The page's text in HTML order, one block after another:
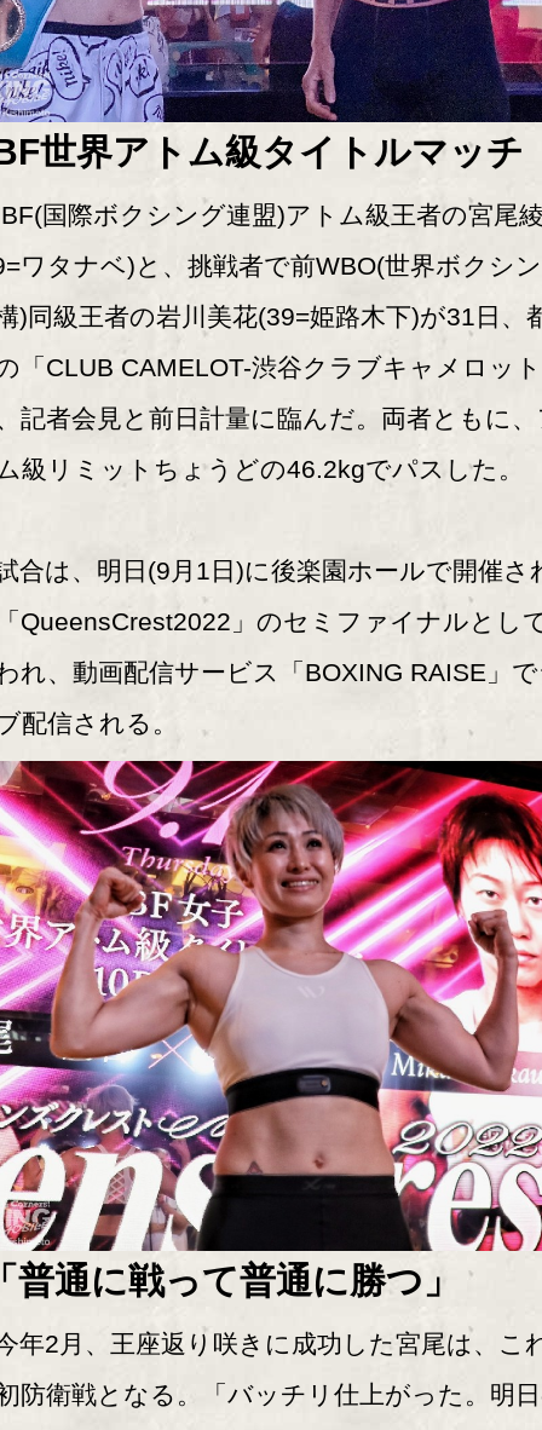
世界アトム級タイトルマッチ
国際ボクシング連盟)アトム級王者の宮尾
ワタナベ)と、挑戦者で前WBO(世界ボクシ
)同級王者の岩川美花(39=姫路木下)が31日、
「CLUB CAMELOT-渋谷クラブキャメロッ
記者会見と前日計量に臨んだ。両者ともに
級リミットちょうどの46.2kgでパスした。
は、明日(9月1日)に後楽園ホールで開催さ
QueensCrest2022」のセミファイナルとし
れ、動画配信サービス「BOXING RAISE」
配信される。
普通に戦って普通に勝つ」
2月、王座返り咲きに成功した宮尾は、こ
防衛戦となる。「バッチリ仕上がった。明